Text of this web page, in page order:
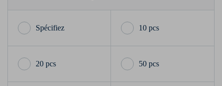
10 pcs
20 pcs 50 pcs